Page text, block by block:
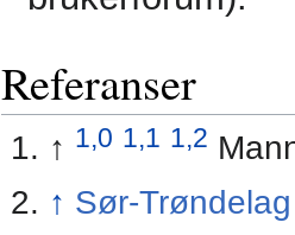
Referanser
↑ 1,0 1,1 1,2
↑ Sør-